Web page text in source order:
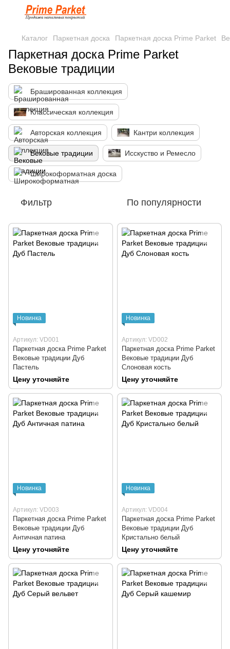
Каталог Паркетная доска Паркетная доска Prime Parket
Паркетная доска Prime Parket
Вековые традиции
Брашированная коллекция
Классическая коллекция
Авторская коллекция Кантри коллекция
Вековые традиции Исскуство и Ремесло
Широкоформатная доска
Фильтр По популярности
Новинка
Артикул: VD001
Паркетная доска Prime Parket
Вековые традиции Дуб
Пастель
Цену уточняйте
Новинка
Артикул: VD002
Паркетная доска Prime Parket
Вековые традиции Дуб
Слоновая кость
Цену уточняйте
Новинка
Артикул: VD003
Паркетная доска Prime Parket
Вековые традиции Дуб
Античная патина
Цену уточняйте
Новинка
Артикул: VD004
Паркетная доска Prime Parket
Вековые традиции Дуб
Кристально белый
Цену уточняйте